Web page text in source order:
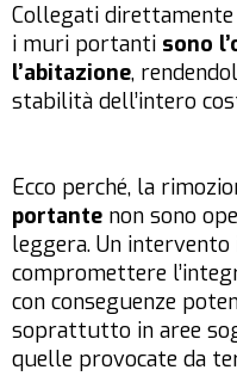
Collegati direttamente
i muri portanti sono
l’abitazione,
stabilità dell’intero
Ecco perché, la
portante non sono
leggera. Un
compromettere
con conseguenze
soprattutto in aree
quelle provocate da